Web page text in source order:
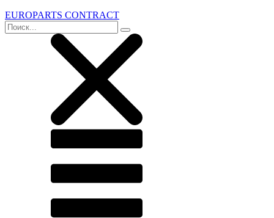
EUROPARTS CONTRACT